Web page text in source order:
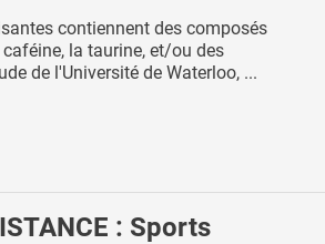
contiennent des composés
la taurine, et/ou des
de l'Université de Waterloo, ...
: Sports